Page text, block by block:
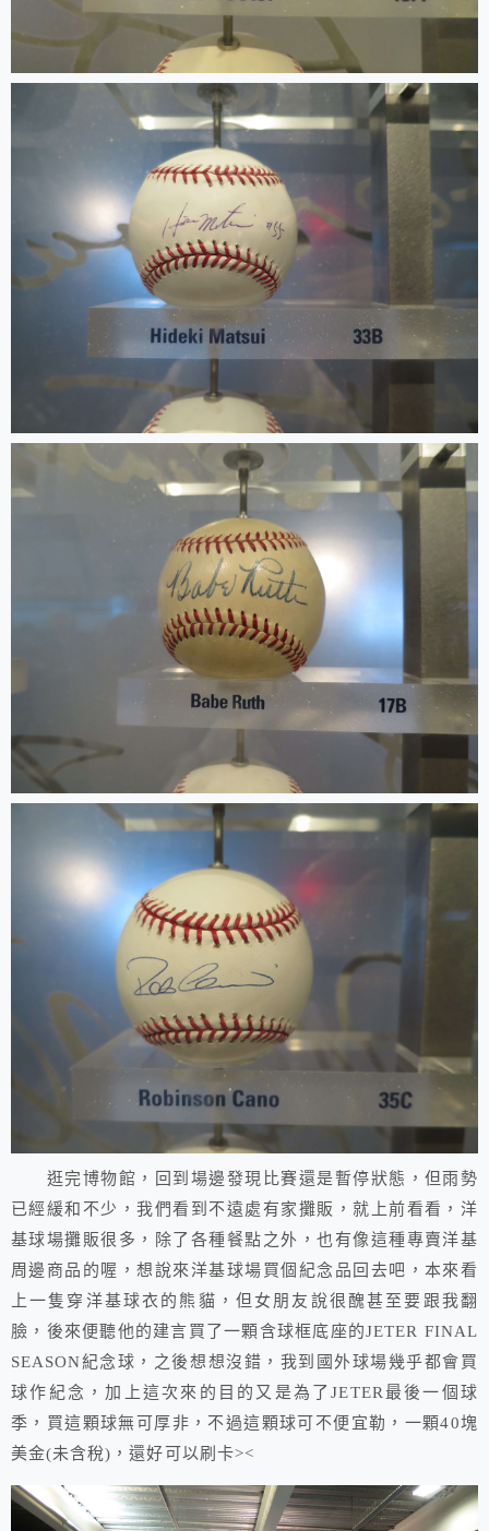
逛完博物館，回到場邊發現比賽還是暫停狀態，但雨勢
已經緩和不少，我們看到不遠處有家攤販，就上前看看，洋
基球場攤販很多，除了各種餐點之外，也有像這種專賣洋基
周邊商品的喔，想說來洋基球場買個紀念品回去吧，本來看
上一隻穿洋基球衣的熊貓，但女朋友說很醜甚至要跟我翻
臉，後來便聽他的建言買了一顆含球框底座的JETER FINAL
SEASON紀念球，之後想想沒錯，我到國外球場幾乎都會買
球作紀念，加上這次來的目的又是為了JETER最後一個球
季，買這顆球無可厚非，不過這顆球可不便宜勒，一顆40塊
美金(未含稅)，還好可以刷卡><